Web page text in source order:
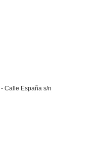
Calle España s/n